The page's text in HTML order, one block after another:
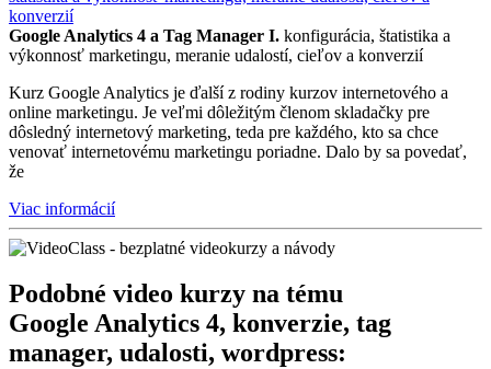
Google Analytics 4 a Tag Manager I. konfigurácia, štatistika a
výkonnosť marketingu, meranie udalostí, cieľov a konverzií
Kurz Google Analytics je ďalší z rodiny kurzov internetového a
online marketingu. Je veľmi dôležitým členom skladačky pre
dôsledný internetový marketing, teda pre každého, kto sa chce
venovať internetovému marketingu poriadne. Dalo by sa povedať,
že
Viac informácií
Podobné video kurzy na tému
Google Analytics 4, konverzie, tag
manager, udalosti, wordpress: